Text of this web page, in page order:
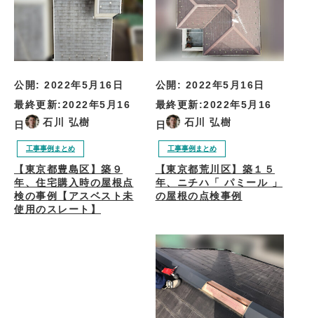
公開: 2022年5月16日
最終更新:2022年5月16
日
石川 弘樹
工事事例まとめ
【東京都豊島区】築９
年、住宅購入時の屋根点
検の事例【アスベスト未
使用のスレート】
公開: 2022年5月16日
最終更新:2022年5月16
日
石川 弘樹
工事事例まとめ
【東京都荒川区】築１５
年、ニチハ「 パミール 」
の屋根の点検事例